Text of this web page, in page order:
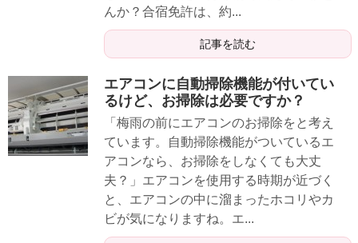
んか？合宿免許は、約...
記事を読む
エアコンに自動掃除機能が付いてい
るけど、お掃除は必要ですか？
「梅雨の前にエアコンのお掃除をと考え
ています。自動掃除機能がついているエ
アコンなら、お掃除をしなくても大丈
夫？」エアコンを使用する時期が近づく
と、エアコンの中に溜まったホコリやカ
ビが気になりますね。エ...